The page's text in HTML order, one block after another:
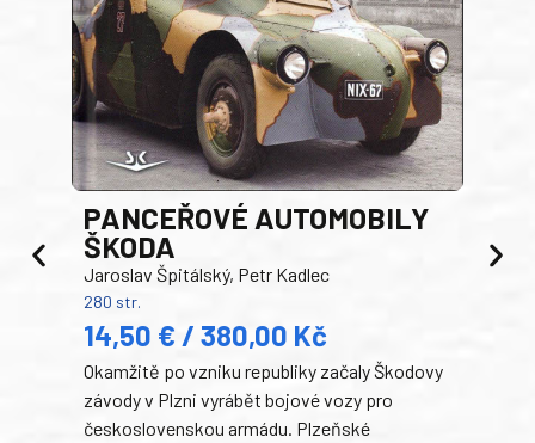
PANCEŘOVÉ AUTOMOBILY
ŠKODA
Jaroslav Špitálský, Petr Kadlec
280 str.
14,50 € / 380,00 Kč
Okamžitě po vzniku republiky začaly Škodovy
závody v Plzni vyrábět bojové vozy pro
československou armádu. Plzeňské